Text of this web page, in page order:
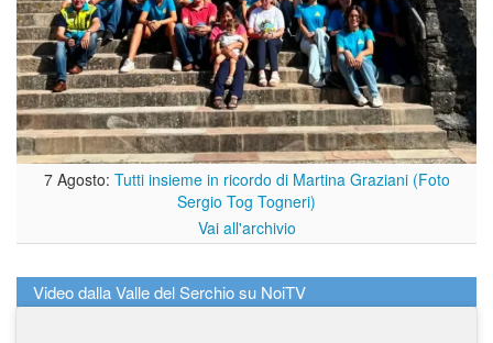
7 Agosto: Tutti insieme in ricordo di Martina Graziani (Foto
Sergio Tog Togneri)
Vai all'archivio
Video dalla Valle del Serchio su NoiTV